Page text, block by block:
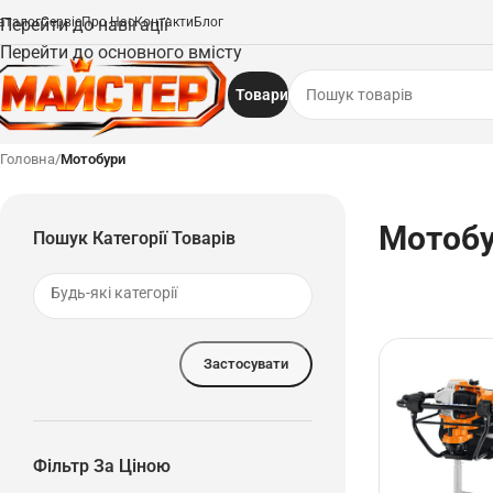
Перейти до навігації
Перейти до основного вмісту
СервісПро НасКонтакти Блог
Товари
Головна/Мотобури
Пошук Категорії Товарів
Застосувати
Фільтр За Ціною